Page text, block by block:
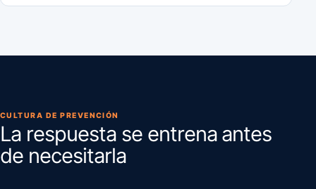
CULTURA DE PREVENCIÓN
La respuesta se entrena antes
de necesitarla